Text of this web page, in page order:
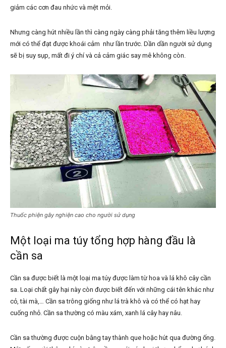
giảm các cơn đau nhức và mệt mỏi.
Nhưng càng hút nhiều lần thì càng ngày càng phải tăng thêm liều lượng
mới có thể đạt được khoái cảm như lần trước. Dần dần người sử dụng
sẽ bị suy sụp, mất đi ý chí và cả cảm giác say mê không còn.
Thuốc phiện gây nghiện cao cho người sử dụng
Một loại ma túy tổng hợp hàng đầu là
cần sa
Cần sa được biết là một loại ma túy được làm từ hoa và lá khô cây cần
sa. Loại chất gây hại này còn được biết đến với những cái tên khác như
cỏ, tài mà,… Cần sa trông giống như lá trà khô và có thể có hạt hay
cuống nhỏ. Cần sa thường có màu xám, xanh lá cây hay nâu.
Cần sa thường được cuộn bằng tay thành que hoặc hút qua đường ống.